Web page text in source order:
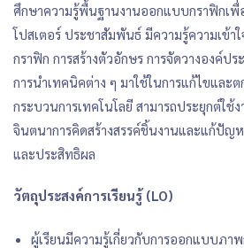
ศึกษาความรู้พื้นฐานงานออกแบบกราฟิกเพื่
โปสเตอร์ ประชาสัมพันธ์ มีความรู้ความเข้า
กราฟิก การสร้างตัวอักษร การจัดวางองค์ปร
การนำเทคนิคต่าง ๆ มาใช้ในการแก้ไขและ
กระบวนการเทคโนโลยี สามารถประยุกต์ใช้
จินตนาการคิดสร้างสรรค์ชิ้นงานและแก้ปัญ
และประสิทธิผล
วัตถุประสงค์การเรียนรู้ (LO)
ผู้เรียนมีความรู้เกี่ยวกับการออกแบบภา